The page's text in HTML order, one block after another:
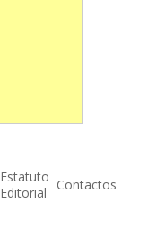
Estatuto
Editorial
Contactos